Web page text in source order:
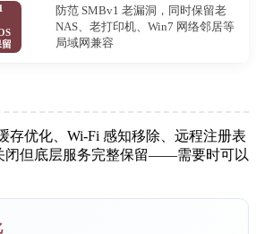
防范 SMBv1 老漏洞，同时保留老
NAS、老打印机、Win7 网络邻居等
局域网兼容
存优化、Wi-Fi 感知移除、远程注册表
闭但底层服务完整保留——需要时可以